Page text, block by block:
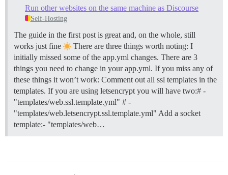
Run other websites on the same machine as Discourse
Self-Hosting
The guide in the first post is great and, on the whole, still
works just fine
There are three things worth noting: I
initially missed some of the app.yml changes. There are 3
things you need to change in your app.yml. If you miss any of
these things it won’t work: Comment out all ssl templates in the
templates. If you are using letsencrypt you will have two:# -
"templates/web.ssl.template.yml" # -
"templates/web.letsencrypt.ssl.template.yml" Add a socket
template:- "templates/web…